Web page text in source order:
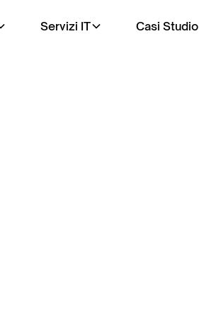
Servizi IT Casi Studio